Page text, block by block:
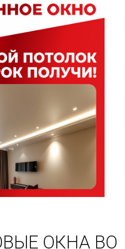
ОКНА ВО